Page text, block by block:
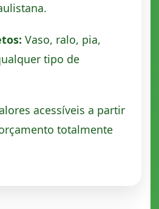
Vaso, ralo, pia,
tipo de
acessíveis a partir
totalmente